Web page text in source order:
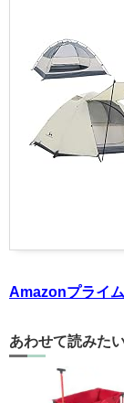
Amazonプライ
あわせて読みた